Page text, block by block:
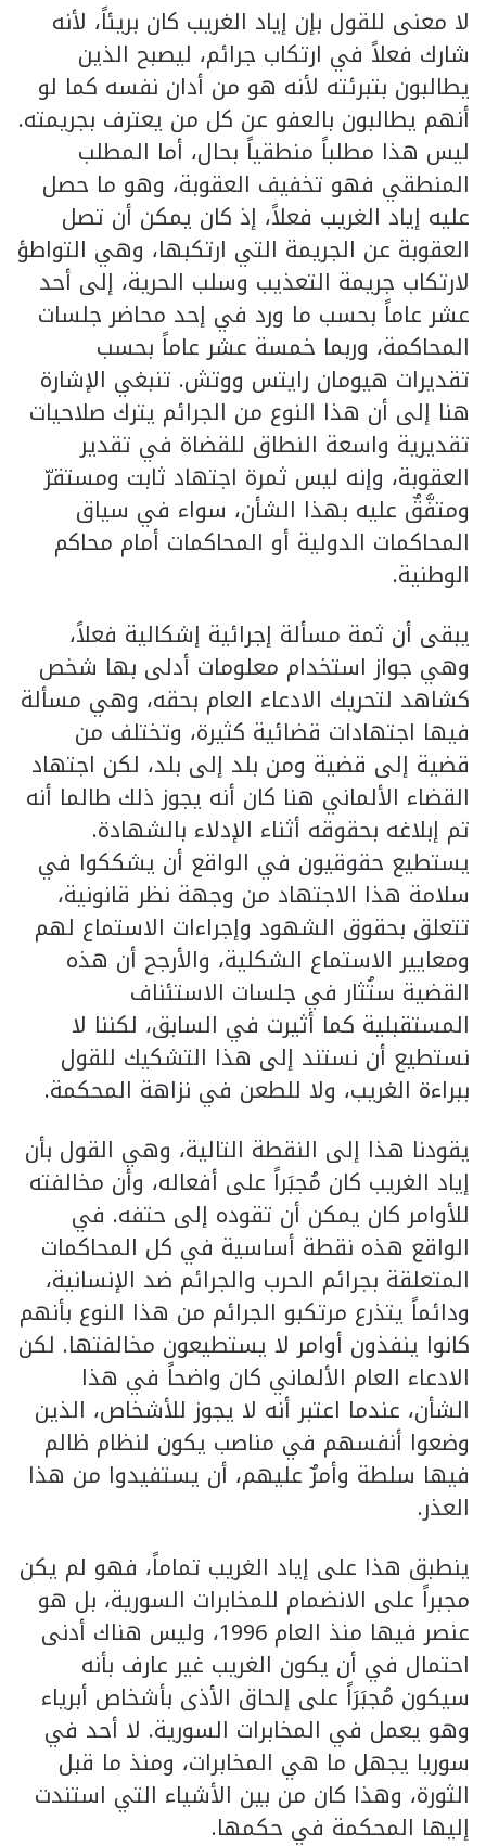
لا معنى للقول بإن إياد الغريب كان بريئاً، لأنه
شارك فعلاً في ارتكاب جرائم، ليصبح الذين
يطالبون بتبرئته لأنه هو من أدان نفسه كما لو
أنهم يطالبون بالعفو عن كل من يعترف بجريمته.
ليس هذا مطلباً منطقياً بحال، أما المطلب
المنطقي فهو تخفيف العقوبة، وهو ما حصل
عليه إياد الغريب فعلاً، إذ كان يمكن أن تصل
العقوبة عن الجريمة التي ارتكبها، وهي التواطؤ
لارتكاب جريمة التعذيب وسلب الحرية، إلى أحد
عشر عاماً بحسب ما ورد في إحد محاضر جلسات
المحاكمة، وربما خمسة عشر عاماً بحسب
تقديرات هيومان رايتس ووتش. تنبغي الإشارة
هنا إلى أن هذا النوع من الجرائم يترك صلاحيات
تقديرية واسعة النطاق للقضاة في تقدير
العقوبة، وإنه ليس ثمرة اجتهاد ثابت ومستقرّ
ومتفَّقٌ عليه بهذا الشأن، سواء في سياق
المحاكمات الدولية أو المحاكمات أمام محاكم
الوطنية.
يبقى أن ثمة مسألة إجرائية إشكالية فعلاً،
وهي جواز استخدام معلومات أدلى بها شخص
كشاهد لتحريك الادعاء العام بحقه، وهي مسألة
فيها اجتهادات قضائية كثيرة، وتختلف من
قضية إلى قضية ومن بلد إلى بلد، لكن اجتهاد
القضاء الألماني هنا كان أنه يجوز ذلك طالما أنه
تم إبلاغه بحقوقه أثناء الإدلاء بالشهادة.
يستطيع حقوقيون في الواقع أن يشككوا في
سلامة هذا الاجتهاد من وجهة نظر قانونية،
تتعلق بحقوق الشهود وإجراءات الاستماع لهم
ومعايير الاستماع الشكلية، والأرجح أن هذه
القضية ستُثار في جلسات الاستئناف
المستقبلية كما أثيرت في السابق، لكننا لا
نستطيع أن نستند إلى هذا التشكيك للقول
ببراءة الغريب، ولا للطعن في نزاهة المحكمة.
يقودنا هذا إلى النقطة التالية، وهي القول بأن
إياد الغريب كان مُجبَراً على أفعاله، وأن مخالفته
للأوامر كان يمكن أن تقوده إلى حتفه. في
الواقع هذه نقطة أساسية في كل المحاكمات
المتعلقة بجرائم الحرب والجرائم ضد الإنسانية،
ودائماً يتذرع مرتكبو الجرائم من هذا النوع بأنهم
كانوا ينفذون أوامر لا يستطيعون مخالفتها. لكن
الادعاء العام الألماني كان واضحاً في هذا
الشأن، عندما اعتبر أنه لا يجوز للأشخاص، الذين
وضعوا أنفسهم في مناصب يكون لنظام ظالم
فيها سلطة وأمرٌ عليهم، أن يستفيدوا من هذا
العذر.
ينطبق هذا على إياد الغريب تماماً، فهو لم يكن
مجبراً على الانضمام للمخابرات السورية، بل هو
عنصر فيها منذ العام 1996، وليس هناك أدنى
احتمال في أن يكون الغريب غير عارف بأنه
سيكون مُجبَرَاً على إلحاق الأذى بأشخاص أبرياء
وهو يعمل في المخابرات السورية. لا أحد في
سوريا يجهل ما هي المخابرات، ومنذ ما قبل
الثورة، وهذا كان من بين الأشياء التي استندت
إليها المحكمة في حكمها.